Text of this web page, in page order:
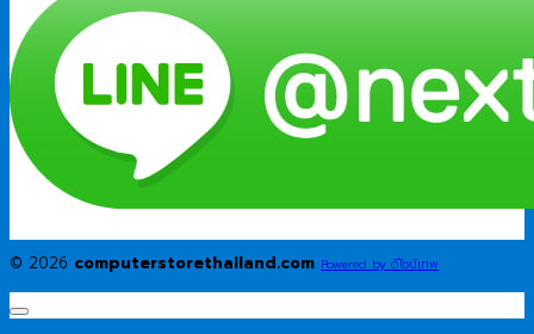
© 2026 computerstorethailand.com Powered by ดีไซน์เทพ